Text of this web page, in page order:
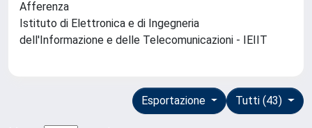
Afferenza
Istituto di Elettronica e di Ingegneria
dell'Informazione e delle Telecomunicazioni - IEIIT
Tutti (43)
Esportazione